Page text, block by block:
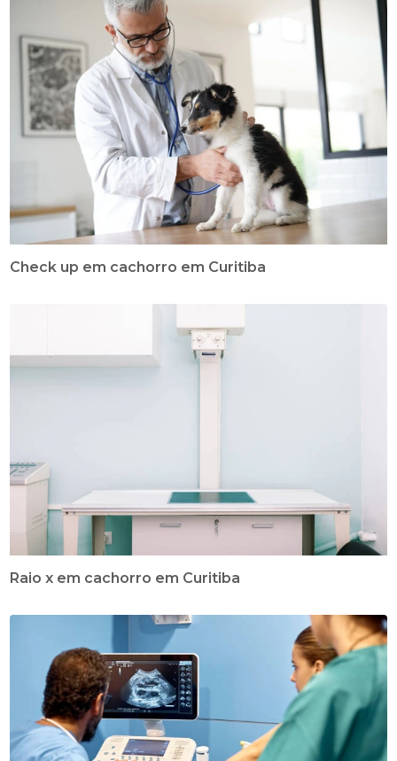
Check up em cachorro em Curitiba
Raio x em cachorro em Curitiba